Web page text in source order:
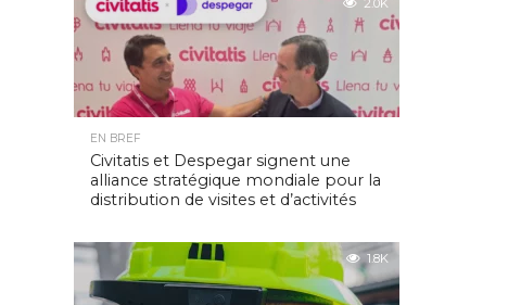
2.0K
EN BREF
Civitatis et Despegar signent une
alliance stratégique mondiale pour la
distribution de visites et d’activités
1.8K